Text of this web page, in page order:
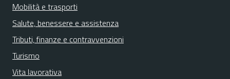
Mobilità e trasporti
Salute, benessere e assistenza
Tributi, finanze e contravvenzioni
Turismo
Vita lavorativa